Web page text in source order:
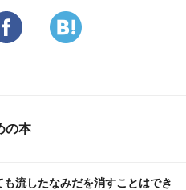
の本
流したなみだを消すことはでき